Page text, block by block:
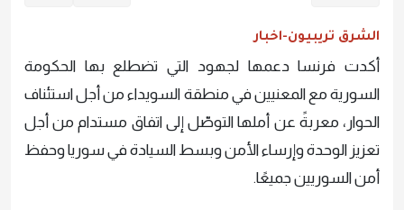
الشرق تريبيون-اخبار
أكدت فرنسا دعمها لجهود التي تضطلع بها الحكومة
السورية مع المعنيين في منطقة السويداء من أجل استئناف
الحوار، معربةً عن أملها التوصّل إلى اتفاق مستدام من أجل
تعزيز الوحدة وإرساء الأمن وبسط السيادة في سوريا وحفظ
أمن السوريين جميعًا.